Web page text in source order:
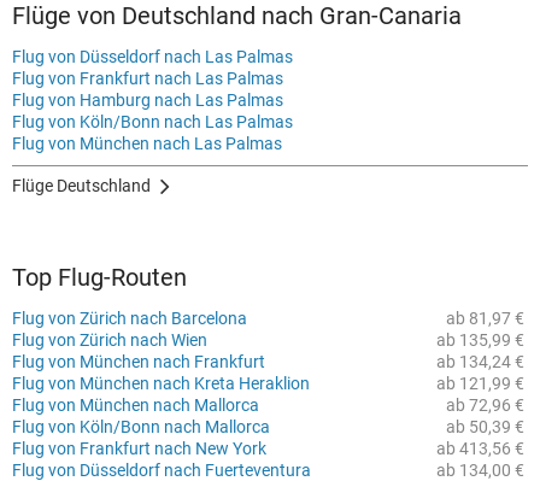
Flüge von Deutschland nach Gran-Canaria
Flug von Düsseldorf nach Las Palmas
Flug von Frankfurt nach Las Palmas
Flug von Hamburg nach Las Palmas
Flug von Köln/Bonn nach Las Palmas
Flug von München nach Las Palmas
Flüge Deutschland
Top Flug-Routen
ab 81,97 €
Flug von Zürich nach Barcelona
ab 135,99 €
Flug von Zürich nach Wien
ab 134,24 €
Flug von München nach Frankfurt
ab 121,99 €
Flug von München nach Kreta Heraklion
ab 72,96 €
Flug von München nach Mallorca
ab 50,39 €
Flug von Köln/Bonn nach Mallorca
ab 413,56 €
Flug von Frankfurt nach New York
ab 134,00 €
Flug von Düsseldorf nach Fuerteventura